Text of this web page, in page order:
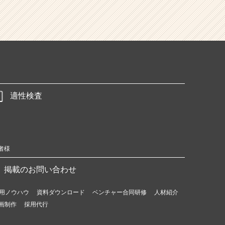
適性検査
様
掲載のお問い合わせ
ノウハウ 資料ダウンロード ベンチャー合同研修
人材紹介
制作
採用代行